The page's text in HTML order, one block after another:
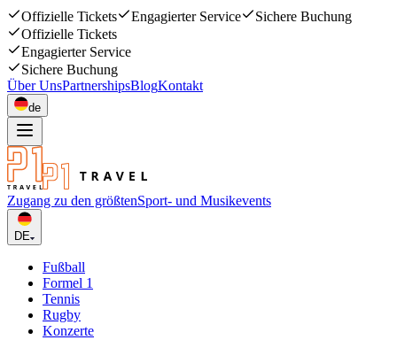
Offizielle Tickets Engagierter Service
Sichere Buchung
Offizielle Tickets
Engagierter Service
Sichere Buchung
Über UnsPartnershipsBlogKontakt
de
Zugang zu den größtenSport- und Musikevents
DE
Fußball
Formel 1
Tennis
Rugby
Konzerte